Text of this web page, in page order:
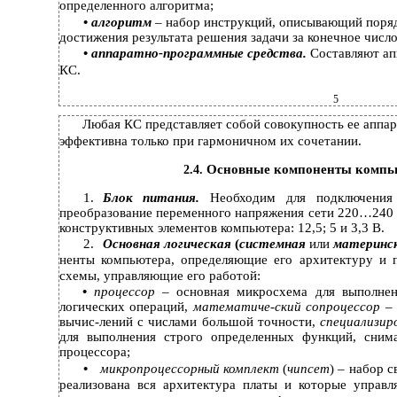
определенного алгоритма;
• алгоритм – набор инструкций, описывающий
достижения результата решения задачи за конечное
• аппаратно-программныесредства. Составляют
КС.
5
Любая КС представляет собой совокупность ее
эффективна только при гармоничном их сочетании.
2.4. Основные компоненты
1.
Блок питания.Необходим для
преобразование переменного напряжения сети
конструктивных элементов компьютера: 12,5; 5 и 3,3 В.
2.
Основная логическая (системная или
ненты компьютера, определяющие его архитектуру и
схемы, управляющие его работой:
• процессор – основная микросхема для
логических операций, математиче-скийсопроцессор –
вычис-лений с числами большой точности,
для выполнения строго определенных функций,
процессора;
• микропроцессорный комплект (чипсет) – набор
реализована вся архитектура платы и которые